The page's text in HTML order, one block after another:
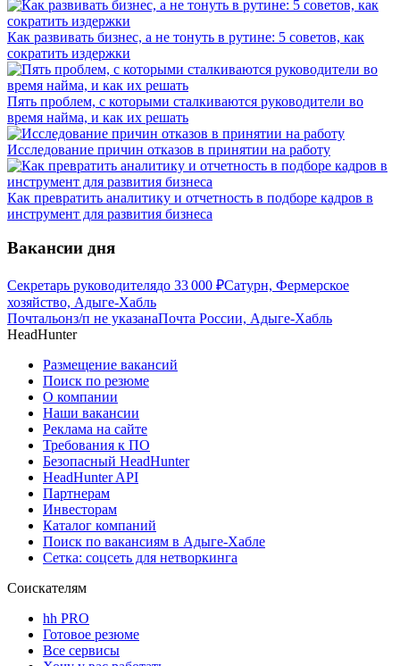
Как развивать бизнес, а не тонуть в рутине: 5 советов, как
сократить издержки
Пять проблем, с которыми сталкиваются руководители во
время найма, и как их решать
Исследование причин отказов в принятии на работу
Как превратить аналитику и отчетность в подборе кадров в
инструмент для развития бизнеса
Вакансии дня
Секретарь руководителядо 33 000 ₽Сатурн, Фермерское
хозяйство, Адыге-Хабль
Почтальонз/п не указанаПочта России, Адыге-Хабль
HeadHunter
Размещение вакансий
Поиск по резюме
О компании
Наши вакансии
Реклама на сайте
Требования к ПО
Безопасный HeadHunter
HeadHunter API
Партнерам
Инвесторам
Каталог компаний
Поиск по вакансиям в Адыге-Хабле
Сетка: соцсеть для нетворкинга
Соискателям
hh PRO
Готовое резюме
Все сервисы